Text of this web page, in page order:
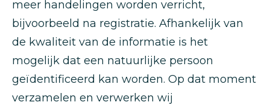
meer handelingen worden verricht,
bijvoorbeeld na registratie. Afhankelijk van
de kwaliteit van de informatie is het
mogelijk dat een natuurlijke persoon
geïdentificeerd kan worden. Op dat moment
verzamelen en verwerken wij